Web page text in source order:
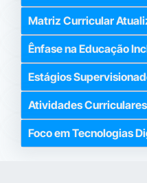
Matriz Curricular
Ênfase na Educação
Estágios
Atividades
Foco em Tecnologias